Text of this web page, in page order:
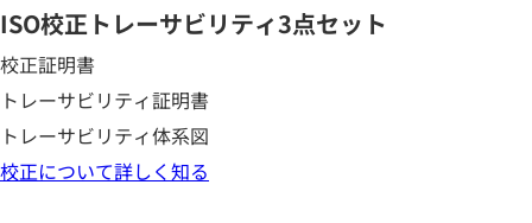
ISO校正 トレーサビリティ3点セット
校正証明書
トレーサビリティ証明書
トレーサビリティ体系図
校正について詳しく知る